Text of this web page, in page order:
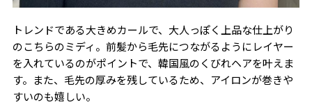
トレンドである大きめカールで、大人っぽく上品な仕上がり
のこちらのミディ。前髪から毛先につながるようにレイヤー
を入れているのがポイントで、韓国風のくびれヘアを叶えま
す。また、毛先の厚みを残しているため、アイロンが巻きや
すいのも嬉しい。